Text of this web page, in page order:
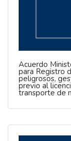
Acuerdo
para Registro
peligrosos,
previo al
transporte de